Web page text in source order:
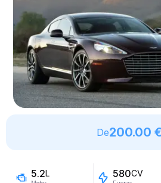
De200.00 €
5.2L 580CV